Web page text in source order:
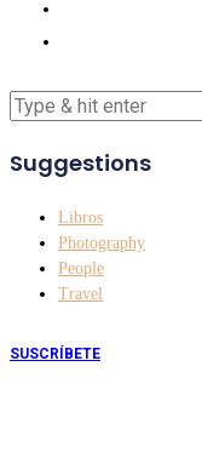
Suggestions
Libros
Photography
People
Travel
SUSCRÍBETE